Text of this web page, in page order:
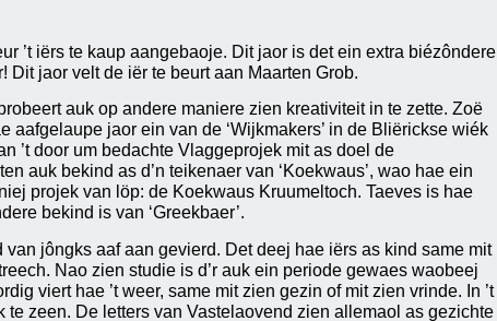
’t iërs te kaup aangebaoje. Dit jaor is det ein extra biézôndere
Dit jaor velt de iër te beurt aan Maarten Grob.
auk op andere maniere zien kreativiteit in te zette. Zoë
aafgelaupe jaor ein van de ‘Wijkmakers’ in de Bliërickse wiék
’t door um bedachte Vlaggeprojek mit as doel de
auk bekind as d’n teikenaer van ‘Koekwaus’, wao hae ein
projek van löp: de Koekwaus Kruumeltoch. Taeves is hae
bekind is van ‘Greekbaer’.
jôngks aaf aan gevierd. Det deej hae iërs as kind same mit
Nao zien studie is d’r auk ein periode gewaes waobeej
viert hae ’t weer, same mit zien gezin of mit zien vrinde. In ’t
te zeen. De letters van Vastelaovend zien allemaol as gezichte